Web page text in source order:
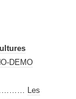
DEMO
Les